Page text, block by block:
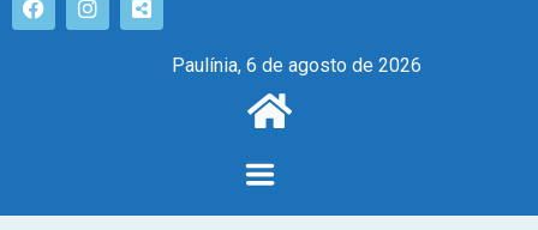
Paulínia, 6 de agosto de 2026